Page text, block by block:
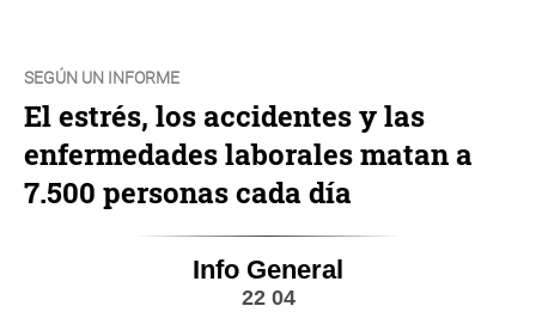
SEGÚN UN INFORME
El estrés, los accidentes y las
enfermedades laborales matan a
7.500 personas cada día
Info General
22 04